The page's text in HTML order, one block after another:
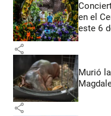
en el
este 6
share
Murió
share